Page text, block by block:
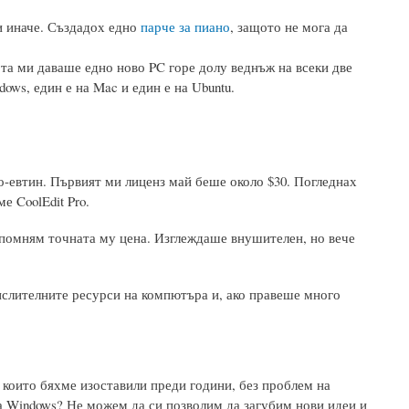
Създадох едно парче за пиано, защото не мога да
ми даваше едно ново PC горе долу веднъж на всеки две
един е на Mac и един е на Ubuntu.
Първият ми лиценз май беше около $30. Погледнах
CoolEdit Pro.
точната му цена. Изглеждаше внушителен, но вече
ресурси на компютъра и, ако правеше много
бяхме изоставили преди години, без проблем на
Не можем да си позволим да загубим нови идеи и